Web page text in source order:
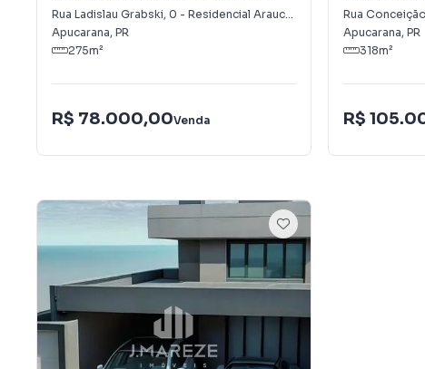
Araucária
Rua Ladislau Grabski, 0 - Residencial Araucária
Apucarana, PR
275m²
R$ 78.000,00Venda
Araucária
Rua
Apucarana, PR
318m²
R$